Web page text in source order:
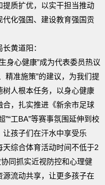
质扩优，以实干担当推动
化强国、建设教育强国贡
黄道阳：
身心健康”成为代表委员热议
精准施策”的建议，为我们提
人根本任务，以身心健康
，扎实推进《新余市足球
工BA”等赛事氛围延伸到校
孩子们在汗水中享受乐
综合体育活动时间不低于2
同抓实近视防控和心理健
流动共享，让更多孩子在